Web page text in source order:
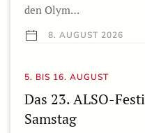
den Olym…
8. AUGUST 2026
5. BIS 16. AUGUST
Das 23. ALSO-
Samstag